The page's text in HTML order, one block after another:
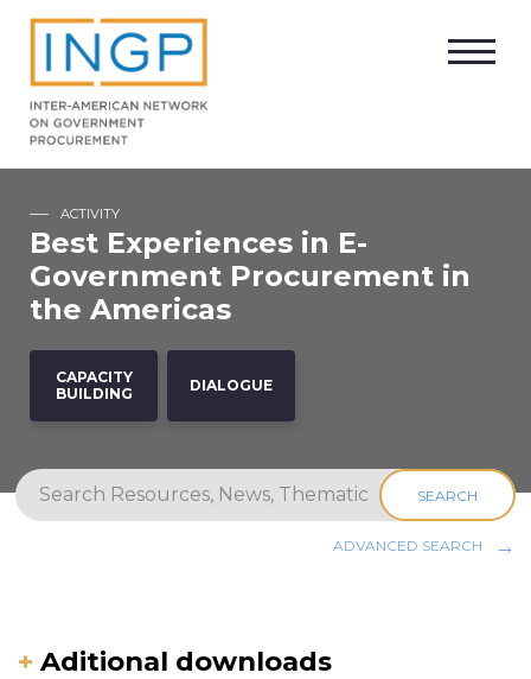
ACTIVITY
Best Experiences in E-
Government Procurement in
the Americas
CAPACITY
BUILDING
DIALOGUE
SEARCH
ADVANCED SEARCH
+ Aditional downloads